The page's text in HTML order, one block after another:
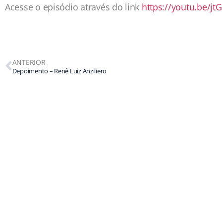
Acesse o episódio através do link https://youtu.be/
ANTERIOR
Depoimento – Renê Luiz Anziliero